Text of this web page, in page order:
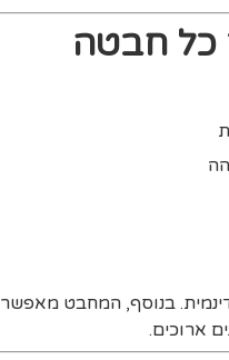
כל חבטה
בנוסף, המחבט מאפשר
ארוכים.